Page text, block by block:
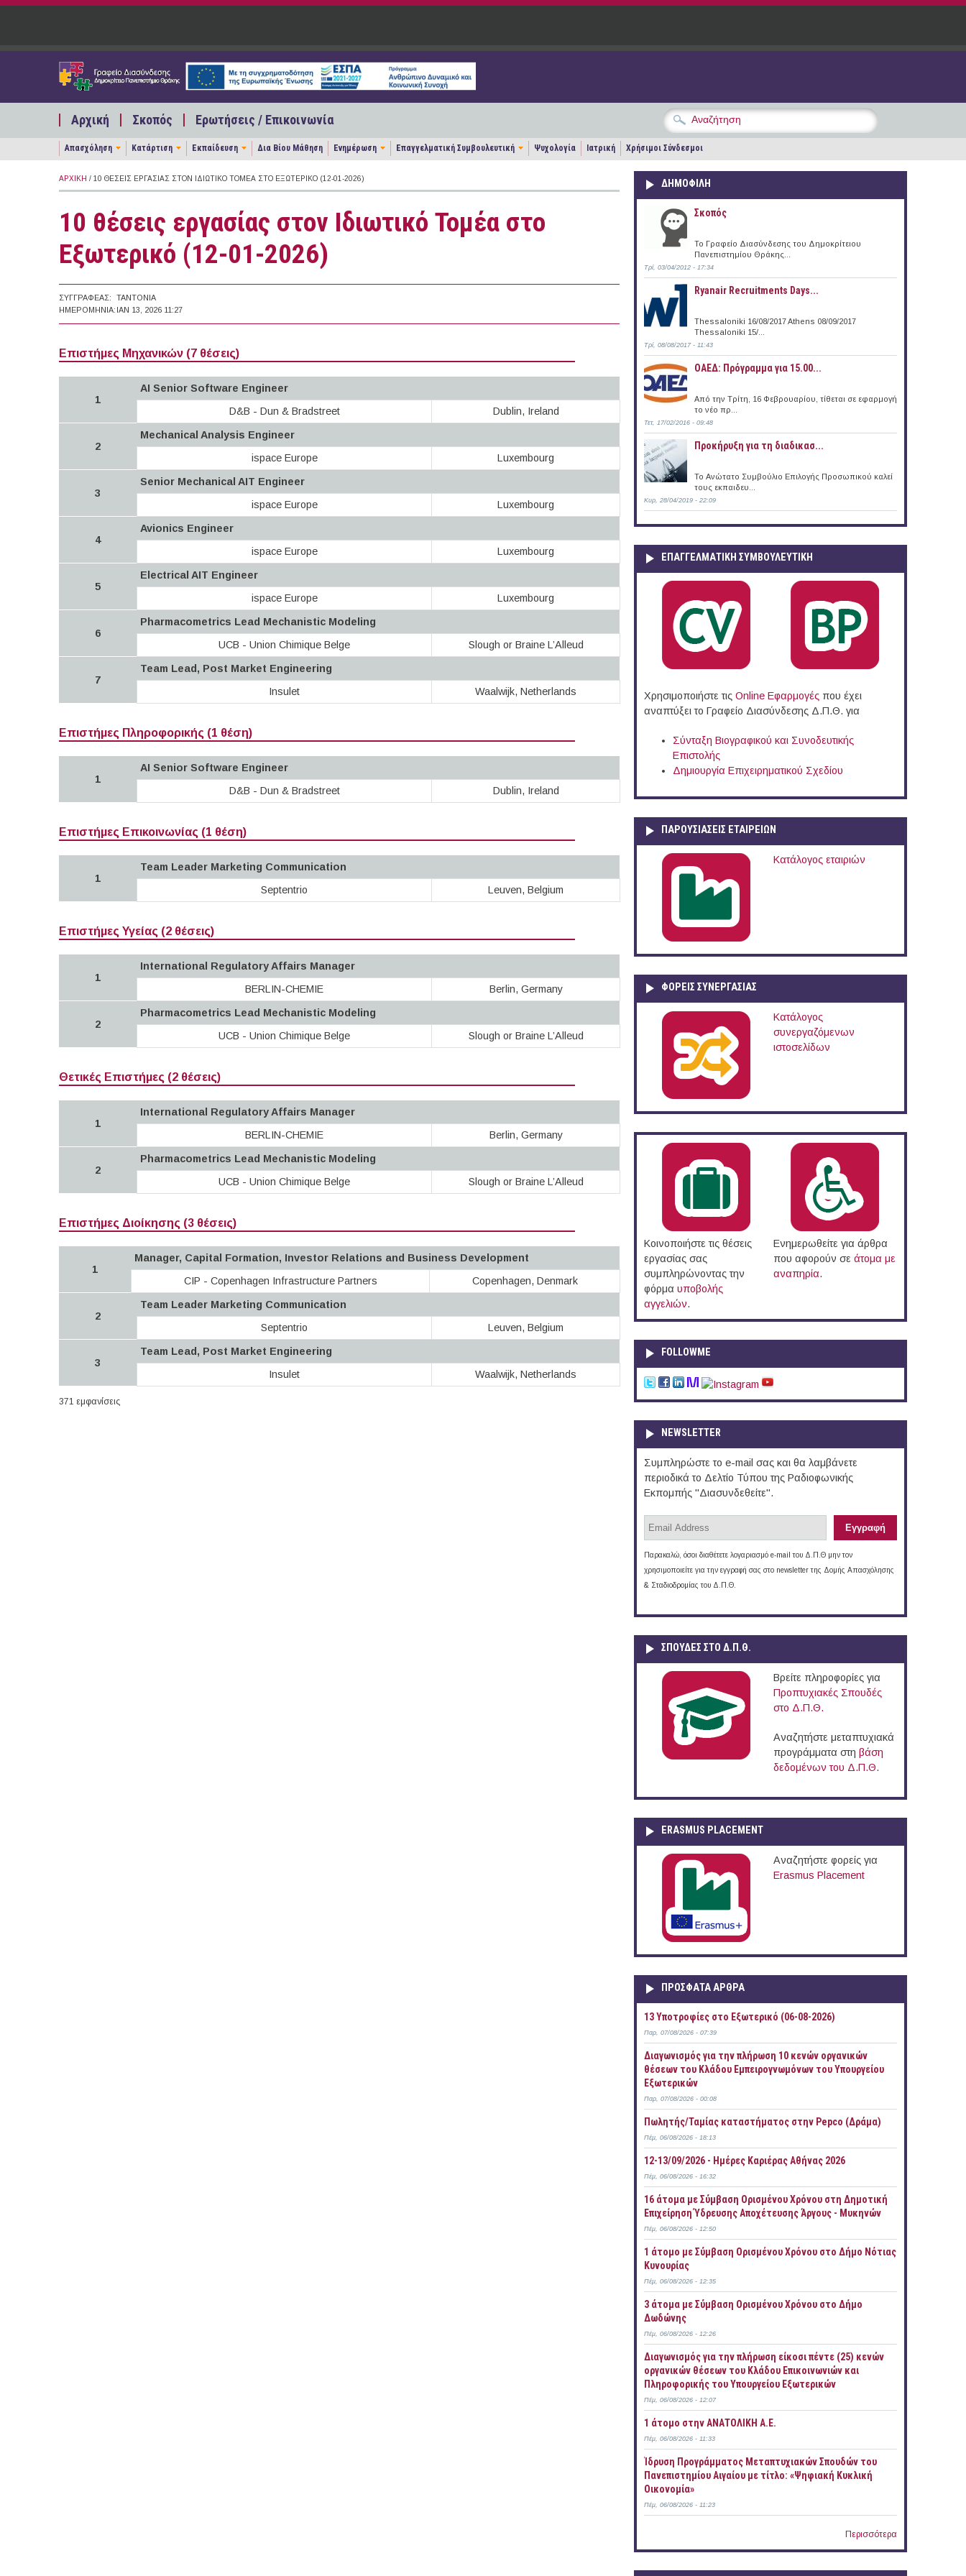
Παράκαμψη προς το κυρίως περιεχόμενο
Αρχική Σκοπός Ερωτήσεις / Επικοινωνία
Απασχόληση Κατάρτιση Εκπαίδευση Δια Βίου Μάθηση Ενημέρωση Επαγγελματική Συμβουλευτική Ψυχολογία Ιατρική Χρήσιμοι Σύνδεσμοι
ΑΡΧΙΚΉ / 10 ΘΈΣΕΙΣ ΕΡΓΑΣΊΑΣ ΣΤΟΝ ΙΔΙΩΤΙΚΌ ΤΟΜΈΑ ΣΤΟ ΕΞΩΤΕΡΙΚΌ (12-01-2026)
10 θέσεις εργασίας στον Ιδιωτικό Τομέα στο
Εξωτερικό (12-01-2026)
ΣΥΓΓΡΑΦΈΑΣ:
TANTONIA
ΗΜΕΡΟΜΗΝΊΑ: ΙΑΝ 13, 2026 11:27
Επιστήμες Μηχανικών (7 θέσεις)
1
AI Senior Software Engineer
D&B - Dun & Bradstreet
Dublin, Ireland
2
Mechanical Analysis Engineer
ispace Europe
Luxembourg
3
Senior Mechanical AIT Engineer
ispace Europe
Luxembourg
4
Avionics Engineer
ispace Europe
Luxembourg
5
Electrical AIT Engineer
ispace Europe
Luxembourg
6
Pharmacometrics Lead Mechanistic Modeling
UCB - Union Chimique Belge
Slough or Braine L’Alleud
7
Team Lead, Post Market Engineering
Insulet
Waalwijk, Netherlands
Επιστήμες Πληροφορικής (1 θέση)
1
AI Senior Software Engineer
D&B - Dun & Bradstreet
Dublin, Ireland
Επιστήμες Επικοινωνίας (1 θέση)
1
Team Leader Marketing Communication
Septentrio
Leuven, Belgium
Επιστήμες Υγείας (2 θέσεις)
1
International Regulatory Affairs Manager
BERLIN-CHEMIE
Berlin, Germany
2
Pharmacometrics Lead Mechanistic Modeling
UCB - Union Chimique Belge
Slough or Braine L’Alleud
Θετικές Επιστήμες (2 θέσεις)
1
International Regulatory Affairs Manager
BERLIN-CHEMIE
Berlin, Germany
2
Pharmacometrics Lead Mechanistic Modeling
UCB - Union Chimique Belge
Slough or Braine L’Alleud
Επιστήμες Διοίκησης (3 θέσεις)
1
Manager, Capital Formation, Investor Relations and Business Development
CIP - Copenhagen Infrastructure Partners
Copenhagen, Denmark
2
Team Leader Marketing Communication
Septentrio
Leuven, Belgium
3
Team Lead, Post Market Engineering
Insulet
Waalwijk, Netherlands
371 εμφανίσεις
ΔΗΜΟΦΙΛΗ
Σκοπός
Το Γραφείο Διασύνδεσης του Δημοκρίτειου
Πανεπιστημίου Θράκης...
Τρί, 03/04/2012 - 17:34
Ryanair Recruitments Days...
Thessaloniki 16/08/2017 Athens 08/09/2017
Thessaloniki 15/...
Τρί, 08/08/2017 - 11:43
ΟΑΕΔ: Πρόγραμμα για 15.00...
Από την Τρίτη, 16 Φεβρουαρίου, τίθεται σε εφαρμογή
το νέο πρ...
Τετ, 17/02/2016 - 09:48
Προκήρυξη για τη διαδικασ...
Το Ανώτατο Συμβούλιο Επιλογής Προσωπικού καλεί
τους εκπαιδευ...
Κυρ, 28/04/2019 - 22:09
ΕΠΑΓΓΕΛΜΑΤΙΚΉ ΣΥΜΒΟΥΛΕΥΤΙΚΉ
Χρησιμοποιήστε τις Online Eφαρμογές που έχει
αναπτύξει το Γραφείο Διασύνδεσης Δ.Π.Θ. για
Σύνταξη Βιογραφικού και Συνοδευτικής
Επιστολής
Δημιουργία Επιχειρηματικού Σχεδίου
ΠΑΡΟΥΣΙΆΣΕΙΣ ΕΤΑΙΡΕΙΏΝ
Κατάλογος εταιριών
ΦΟΡΕΙΣ ΣΥΝΕΡΓΑΣΙΑΣ
Κατάλογος
συνεργαζόμενων
ιστοσελίδων
Κοινοποιήστε τις θέσεις
εργασίας σας
συμπληρώνοντας την
φόρμα υποβολής
αγγελιών.
Ενημερωθείτε για άρθρα
που αφορούν σε άτομα με
αναπηρία.
FOLLOWME
NEWSLETTER
Συμπληρώστε το e-mail σας και θα λαμβάνετε
περιοδικά το Δελτίο Τύπου της Ραδιοφωνικής
Εκπομπής "Διασυνδεθείτε".
Παρακαλώ, όσοι διαθέτετε λογαριασμό e-mail του Δ.Π.Θ μην τον
χρησιμοποιείτε για την εγγραφή σας στο newsletter της Δομής Απασχόλησης
& Σταδιοδρομίας του Δ.Π.Θ.
ΣΠΟΥΔΈΣ ΣΤΟ Δ.Π.Θ.
Βρείτε πληροφορίες για
Προπτυχιακές Σπουδές
στο Δ.Π.Θ.
Αναζητήστε μεταπτυχιακά
προγράμματα στη βάση
δεδομένων του Δ.Π.Θ.
ERASMUS PLACEMENT
Αναζητήστε φορείς για
Erasmus Placement
ΠΡOΣΦΑΤΑ AΡΘΡΑ
13 Υποτροφίες στο Εξωτερικό (06-08-2026)
Παρ, 07/08/2026 - 07:39
Διαγωνισμός για την πλήρωση 10 κενών οργανικών
θέσεων του Κλάδου Εμπειρογνωμόνων του Υπουργείου
Εξωτερικών
Παρ, 07/08/2026 - 00:08
Πωλητής/Ταμίας καταστήματος στην Pepco (Δράμα)
Πέμ, 06/08/2026 - 18:13
12-13/09/2026 - Ημέρες Καριέρας Αθήνας 2026
Πέμ, 06/08/2026 - 16:32
16 άτομα με Σύμβαση Ορισμένου Χρόνου στη Δημοτική
Επιχείρηση Ύδρευσης Αποχέτευσης Άργους - Μυκηνών
Πέμ, 06/08/2026 - 12:50
1 άτομο με Σύμβαση Ορισμένου Χρόνου στο Δήμο Νότιας
Κυνουρίας
Πέμ, 06/08/2026 - 12:35
3 άτομα με Σύμβαση Ορισμένου Χρόνου στο Δήμο
Δωδώνης
Πέμ, 06/08/2026 - 12:26
Διαγωνισμός για την πλήρωση είκοσι πέντε (25) κενών
οργανικών θέσεων του Κλάδου Επικοινωνιών και
Πληροφορικής του Υπουργείου Εξωτερικών
Πέμ, 06/08/2026 - 12:07
1 άτομο στην ΑΝΑΤΟΛΙΚΗ Α.Ε.
Πέμ, 06/08/2026 - 11:33
Ίδρυση Προγράμματος Μεταπτυχιακών Σπουδών του
Πανεπιστημίου Αιγαίου με τίτλο: «Ψηφιακή Κυκλική
Οικονομία»
Πέμ, 06/08/2026 - 11:23
Περισσότερα